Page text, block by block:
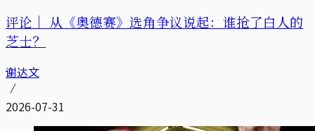
评论｜ 从《奥德赛》选角争议说起：谁抢了白人的
芝士？
谢达文
2026-07-31